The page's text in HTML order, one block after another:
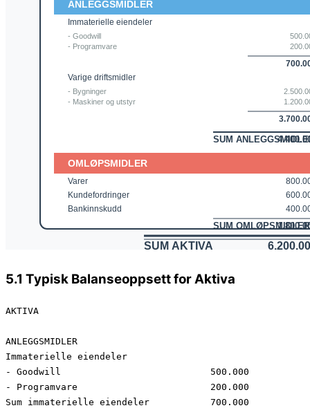
5.1 Typisk Balanseoppsett for Aktiva
AKTIVA
ANLEGGSMIDLER
Immaterielle eiendeler
- Goodwill                           500.000
- Programvare                        200.000
Sum immaterielle eiendeler           700.000